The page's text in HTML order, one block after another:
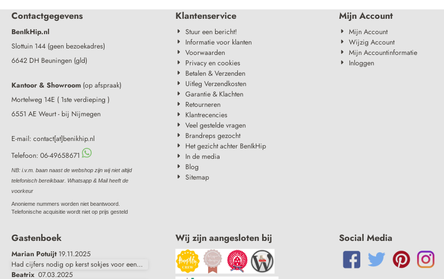
Contactgegevens
BenIkHip.nl
Slottuin 144 (geen bezoekadres)
6642 DH Beuningen (gld)
Kantoor & Showroom (op afspraak)
Mortelweg 14E ( 1ste verdieping )
6551 AE Weurt - bij Nijmegen
E-mail: contact[at]benikhip.nl
Telefoon: 06-49658671
NB: i.v.m. baan naast de webshop zijn wij niet altijd
telefonisch bereikbaar. Whatsapp & Mail heeft de
voorkeur
Anonieme nummers worden niet beantwoord.
Telefonische acquisitie wordt niet op prijs gesteld
Klantenservice
Stuur een bericht!
Informatie voor klanten
Voorwaarden
Privacy en cookies
Betalen & Verzenden
Uitleg Verzendkosten
Garantie & Klachten
Retourneren
Klantrecencies
Veel gestelde vragen
Brandreps gezocht
Het gezicht achter BenIkHip
In de media
Blog
Sitemap
Mijn Account
Mijn Account
Wijzig Account
Mijn Accountinformatie
Inloggen
Gastenboek
Marian Potuijt 19.11.2025
Had cijfers nodig op kerst sokjes voor een...
Beatrix 07.03.2025
Wij zijn aangesloten bij Social Media